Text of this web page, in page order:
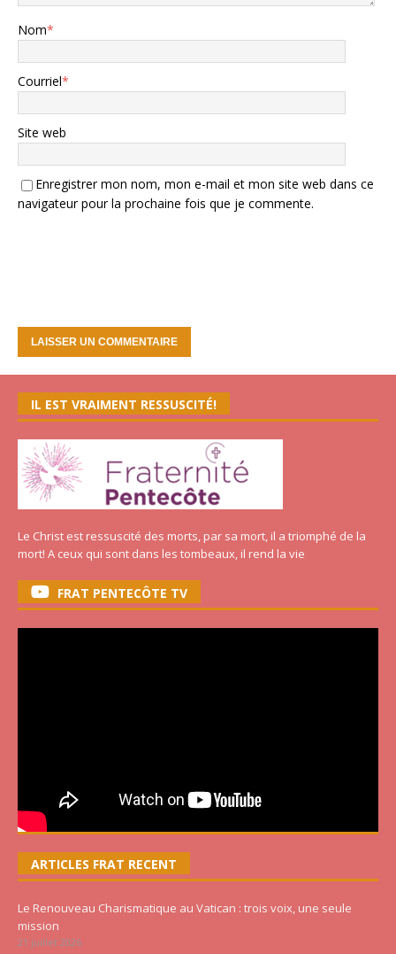
Nom*
Courriel*
Site web
Enregistrer mon nom, mon e-mail et mon site web dans ce
navigateur pour la prochaine fois que je commente.
IL EST VRAIMENT RESSUSCITÉ!
Le Christ est ressuscité des morts, par sa mort, il a triomphé de la
mort! A ceux qui sont dans les tombeaux, il rend la vie
FRAT PENTECÔTE TV
ARTICLES FRAT RECENT
Le Renouveau Charismatique au Vatican : trois voix, une seule
mission
21 juillet 2026